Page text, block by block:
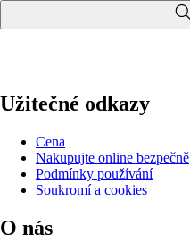
Užitečné odkazy
Cena
Nakupujte online bezpečně
Podmínky používání
Soukromí a cookies
O nás